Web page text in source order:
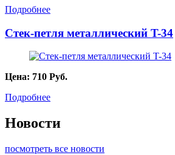
Подробнее
Стек-петля металлический T-34
Цена: 710 Руб.
Подробнее
Новости
посмотреть все новости